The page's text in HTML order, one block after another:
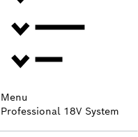
Menu
Professional 18V System